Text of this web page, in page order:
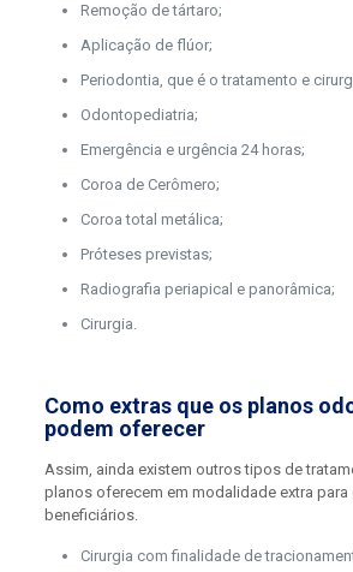
Remoção de tártaro;
Aplicação de flúor;
Periodontia, que é o tratamento e
Odontopediatria;
Emergência e urgência 24 horas;
Coroa de Cerômero;
Coroa total metálica;
Próteses previstas;
Radiografia periapical e panorâmica;
Cirurgia.
Como extras que os planos
podem oferecer
Assim, ainda existem outros tipos de
planos oferecem em modalidade extra para
beneficiários.
Cirurgia com finalidade de